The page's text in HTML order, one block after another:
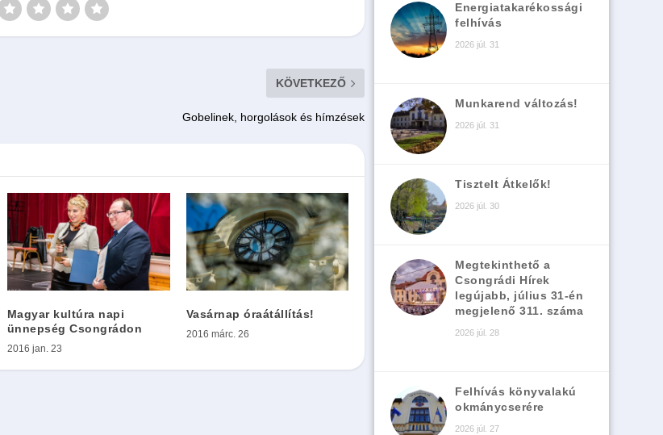
KÖVETKEZŐ
Gobelinek, horgolások és hímzések
Magyar kultúra napi
ünnepség Csongrádon
2016 jan. 23
Vasárnap óraátállítás!
2016 márc. 26
Energiatakarékossági
felhívás
2026 júl. 31
Munkarend változás!
2026 júl. 31
Tisztelt Átkelők!
2026 júl. 30
Megtekinthető a
Csongrádi Hírek
legújabb, július 31-én
megjelenő 311. száma
2026 júl. 28
Felhívás könyvalakú
okmánycserére
2026 júl. 27